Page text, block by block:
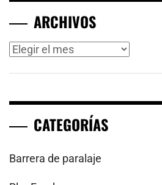
ARCHIVOS
Archivos
CATEGORÍAS
Barrera de paralaje